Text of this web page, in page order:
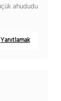
ahududu
Yanıtlamak